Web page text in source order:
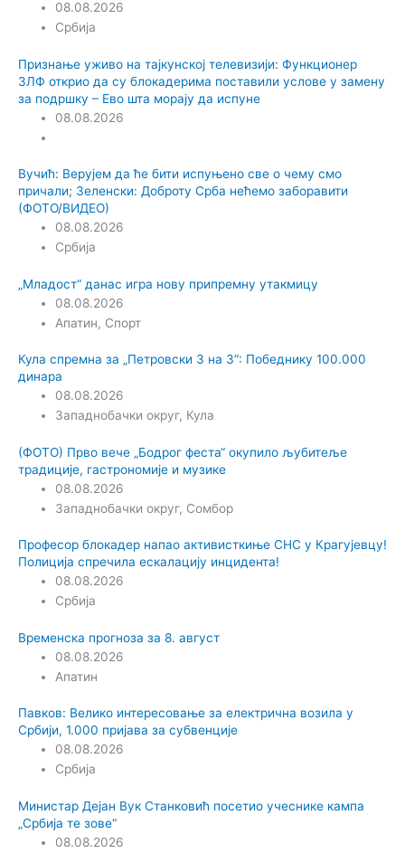
08.08.2026
Србија
Признање уживо на тајкунској телевизији: Функционер
ЗЛФ открио да су блокадерима поставили услове у замену
за подршку – Ево шта морају да испуне
08.08.2026
Вучић: Верујем да ће бити испуњено све о чему смо
причали; Зеленски: Доброту Срба нећемо заборавити
(ФОТО/ВИДЕО)
08.08.2026
Србија
„Младост“ данас игра нову припремну утакмицу
08.08.2026
Апатин, Спорт
Кула спремна за „Петровски 3 на 3“: Победнику 100.000
динара
08.08.2026
Западнобачки округ, Кула
(ФОТО) Прво вече „Бодрог феста“ окупило љубитеље
традиције, гастрономије и музике
08.08.2026
Западнобачки округ, Сомбор
Професор блокадер напао активисткиње СНС у Крагујевцу!
Полиција спречила ескалацију инцидента!
08.08.2026
Србија
Временска прогноза за 8. август
08.08.2026
Апатин
Павков: Велико интересовање за електрична возила у
Србији, 1.000 пријава за субвенције
08.08.2026
Србија
Министар Дејан Вук Станковић посетио учеснике кампа
„Србија те зове“
08.08.2026